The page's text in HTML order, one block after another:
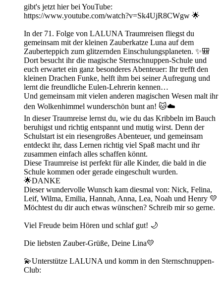
gibt's jetzt hier bei YouTube:
https://www.youtube.com/watch?v=Sk4UjR8CWgw 🌟
In der 71. Folge von LALUNA Traumreisen fliegst du
gemeinsam mit der kleinen Zauberkatze Luna auf dem
Zauberteppich zum glitzernden Einschulungsplaneten. ✨🎒
Dort besucht ihr die magische Sternschnuppen-Schule und
euch erwartet ein ganz besonderes Abenteuer: Ihr trefft den
kleinen Drachen Funke, helft ihm bei seiner Aufregung und
lernt die freundliche Eulen-Lehrerin kennen…
Und gemeinsam mit vielen anderen magischen Wesen malt ihr
den Wolkenhimmel wunderschön bunt an! 🐱☁️
In dieser Traumreise lernst du, wie du das Kribbeln im Bauch
beruhigst und richtig entspannt und mutig wirst. Denn der
Schulstart ist ein riesengroßes Abenteuer, und gemeinsam
entdeckt ihr, dass Lernen richtig viel Spaß macht und ihr
zusammen einfach alles schaffen könnt.
Diese Traumreise ist perfekt für alle Kinder, die bald in die
Schule kommen oder gerade eingeschult wurden.
🌟DANKE
Dieser wundervolle Wunsch kam diesmal von: Nick, Felina,
Leif, Wilma, Emilia, Hannah, Anna, Lea, Noah und Henry 💛
Möchtest du dir auch etwas wünschen? Schreib mir so gerne.
Viel Freude beim Hören und schlaf gut! 🌙
Die liebsten Zauber-Grüße, Deine Lina💛
💫Unterstütze LALUNA und komm in den Sternschnuppen-
Club: